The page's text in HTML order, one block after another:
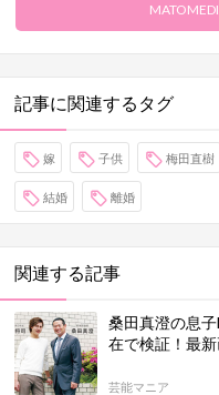
記事に関連するタグ
嫁 子供 梅田直樹
結婚 離婚
関連する記事
桑田真澄の息
在で検証！最
芸能マニア